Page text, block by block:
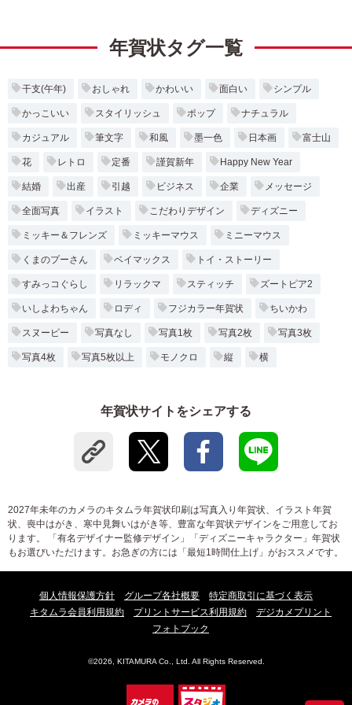
年賀状タグ一覧
干支(午年) おしゃれ かわいい 面白い シンプル
かっこいい スタイリッシュ ポップ ナチュラル
カジュアル 筆文字 和風 墨一色 日本画 富士山
花 レトロ 定番 謹賀新年 Happy New Year
結婚 出産 引越 ビジネス 企業 メッセージ
全面写真 イラスト こだわりデザイン ディズニー
ミッキー＆フレンズ ミッキーマウス ミニーマウス
くまのプーさん ベイマックス トイ・ストーリー
すみっコぐらし リラックマ スティッチ ズートピア2
いしよわちゃん ロディ フジカラー年賀状 ちいかわ
スヌーピー 写真なし 写真1枚 写真2枚 写真3枚
写真4枚 写真5枚以上 モノクロ 縦 横
年賀状サイトをシェアする
2027年未年のカメラのキタムラ年賀状印刷は写真入り年賀状、イラスト年賀
状、喪中はがき、寒中見舞いはがき等、豊富な年賀状デザインをご用意してお
ります。 「有名デザイナー監修デザイン」「ディズニーキャラクター」年賀状
もお選びいただけます。お急ぎの方には「最短1時間仕上げ」がおススメです。
個人情報保護方針 グループ各社概要
特定商取引に基づく表示
キタムラ会員利用規約
プリントサービス利用規約
デジカメプリント
フォトブック
©2026, KITAMURA Co., Ltd. All Rights Reserved.